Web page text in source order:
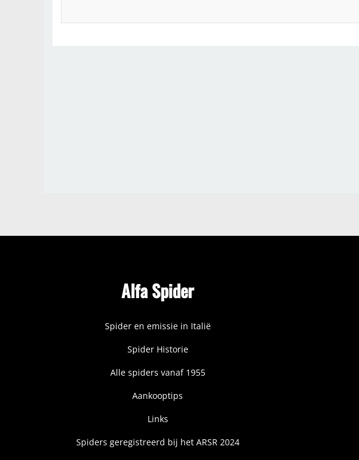
Alfa Spider
Spider en emissie in Italië
Spider Historie
Alle spiders vanaf 1955
Aankooptips
Links
Spiders geregistreerd bij het ARSR 2024